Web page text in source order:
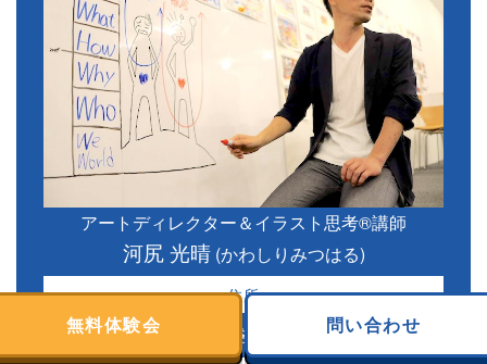
アートディレクター＆イラスト思考®講師
河尻 光晴(かわしりみつはる)
住所
愛知県名古屋市
無料体験会 問い合わせ